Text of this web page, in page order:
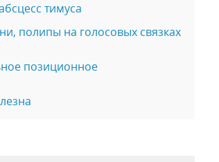
тимуса
полипы на голосовых связках
позиционное